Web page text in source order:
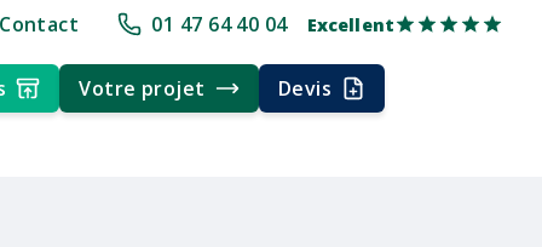
+30 ans d'expérience Délai rapide Délai rapide Livraison
Contact 01 47 64 40 04 Excellent
Votre projet Devis